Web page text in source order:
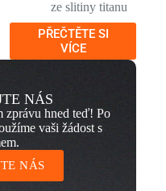
ze slitiny titanu
PŘEČTĚTE SI
VÍCE
NÁS
zprávu hned teď! Po
vaši žádost s
NÁS